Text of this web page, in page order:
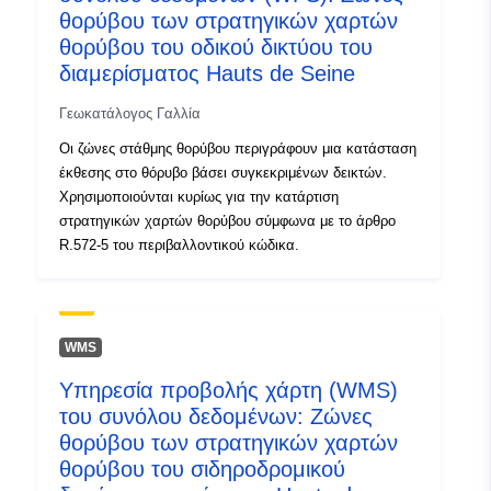
Τύπος:
Πόρος:
http://inspire.ec.europa.eu/
codelist/ResourceType/services
θορύβου των στρατηγικών χαρτών
θορύβου του οδικού δικτύου του
διαμερίσματος Hauts de Seine
Γεωκατάλογος Γαλλία
Οι ζώνες στάθμης θορύβου περιγράφουν μια κατάσταση
έκθεσης στο θόρυβο βάσει συγκεκριμένων δεικτών.
Χρησιμοποιούνται κυρίως για την κατάρτιση
στρατηγικών χαρτών θορύβου σύμφωνα με το άρθρο
R.572-5 του περιβαλλοντικού κώδικα.
WMS
Υπηρεσία προβολής χάρτη (WMS)
του συνόλου δεδομένων: Ζώνες
θορύβου των στρατηγικών χαρτών
θορύβου του σιδηροδρομικού